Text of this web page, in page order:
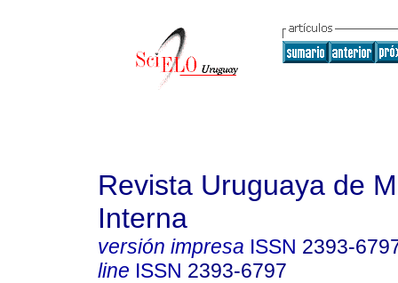
Revista Uruguaya de
Interna
versión impresa ISSN 2393-
line ISSN 2393-6797